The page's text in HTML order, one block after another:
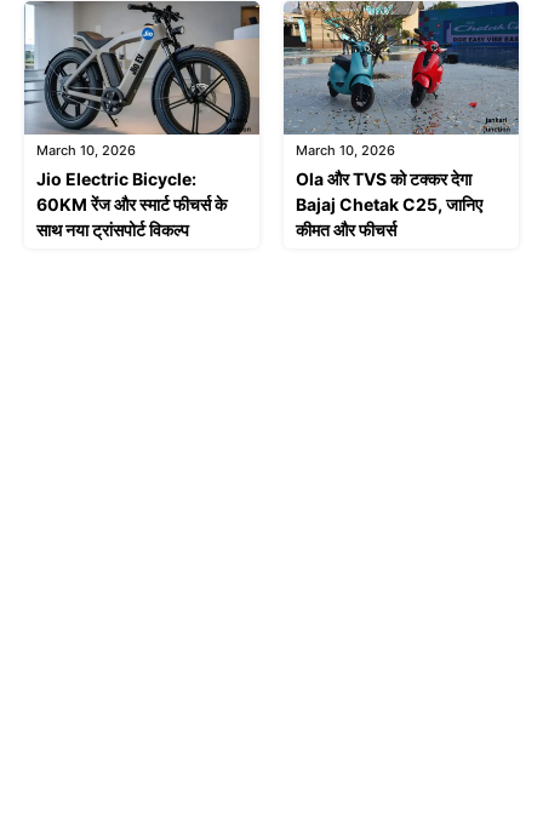
March 10, 2026
Jio Electric Bicycle:
60KM रेंज और स्मार्ट फीचर्स के
साथ नया ट्रांसपोर्ट विकल्प
March 10, 2026
Ola और TVS को टक्कर देगा
Bajaj Chetak C25, जानिए
कीमत और फीचर्स